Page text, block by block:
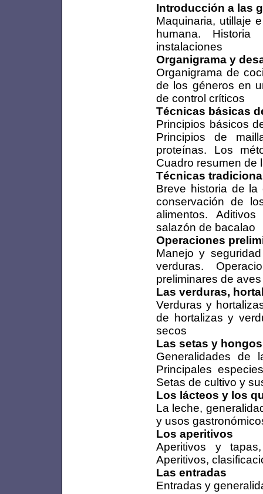
Introducción a las
Maquinaria, utillaje
humana.
instalaciones
Organigrama y
Organigrama de
de los géneros en
de control críticos
Técnicas básicas
Principios básicos
Principios de
proteínas. Los
Cuadro resumen de
Técnicas
Breve historia de
conservación de
alimentos.
salazón de bacalao
Operaciones
Manejo y
verduras.
preliminares de aves
Las verduras,
Verduras y
de hortalizas y
secos
Las setas y hongos
Generalidades de
Principales
Setas de cultivo y
Los lácteos y los
La leche,
y usos
Los aperitivos
Aperitivos y
Aperitivos,
Las entradas
Entradas y